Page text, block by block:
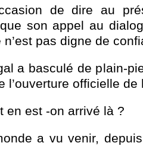
de dire au
son appel au
pas digne de
a basculé de plain-
l’ouverture officielle
en est -on arrivé là ?
a vu venir,